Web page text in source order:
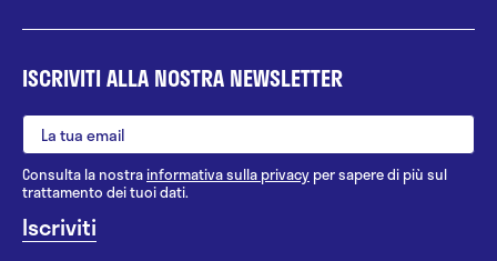
ISCRIVITI ALLA NOSTRA NEWSLETTER
Consulta la nostrainformativa sulla privacy per sapere di più sul
trattamento dei tuoi dati.